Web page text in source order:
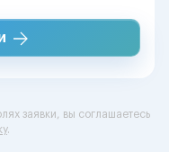
заявки, вы соглашаетесь
.